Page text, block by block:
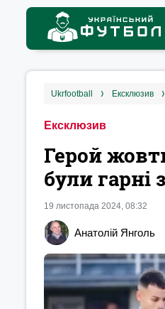
ukrfootball ексклюзив
Ексклюзив
Герой
були гарні
19 листопада 2024, 08:32
Анатолій Янголь